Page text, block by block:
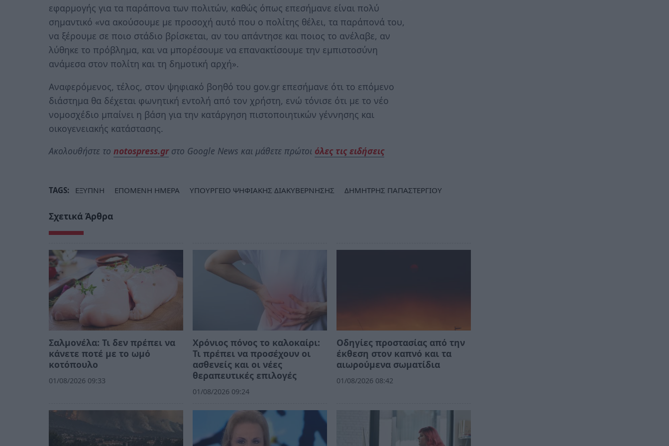
εφαρμογής για τα παράπονα των πολιτών, καθώς όπως επεσήμανε είναι πολύ
σημαντικό «να ακούσουμε με προσοχή αυτό που ο πολίτης θέλει, τα παράπονά του,
να ξέρουμε σε ποιο στάδιο βρίσκεται, αν του απάντησε και ποιος το ανέλαβε, αν
λύθηκε το πρόβλημα, και να μπορέσουμε να επανακτίσουμε την εμπιστοσύνη
ανάμεσα στον πολίτη και τη δημοτική αρχή».
Αναφερόμενος, τέλος, στον ψηφιακό βοηθό του gov.gr επεσήμανε ότι το επόμενο
διάστημα θα δέχεται φωνητική εντολή από τον χρήστη, ενώ τόνισε ότι με το νέο
νομοσχέδιο μπαίνει η βάση για την κατάργηση πιστοποιητικών γέννησης και
οικογενειακής κατάστασης.
Ακολουθήστε το notospress.grστο Google News και μάθετε πρώτοι όλες τις ειδήσεις
TAGS: ΕΞΥΠΝΗ ΕΠΟΜΕΝΗ ΗΜΕΡΑ ΥΠΟΥΡΓΕΙΟ ΨΗΦΙΑΚΗΣ ΔΙΑΚΥΒΕΡΝΗΣΗΣ ΔΗΜΗΤΡΗΣ ΠΑΠΑΣΤΕΡΓΙΟΥ
Σχετικά Άρθρα
Σαλμονέλα: Τι δεν πρέπει να
κάνετε ποτέ με το ωμό
κοτόπουλο
01/08/2026 09:33
Χρόνιος πόνος το καλοκαίρι:
Τι πρέπει να προσέχουν οι
ασθενείς και οι νέες
θεραπευτικές επιλογές
01/08/2026 09:24
Οδηγίες προστασίας από την
έκθεση στον καπνό και τα
αιωρούμενα σωματίδια
01/08/2026 08:42